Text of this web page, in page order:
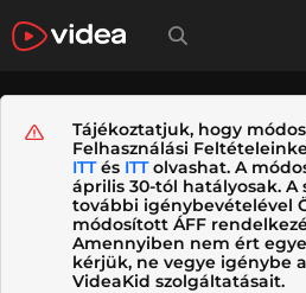
Tájékoztatjuk, hogy
Felhasználási
ITTés ITTolvashat. A
április 30-tól hatályosak.
további igénybevételével
módosított ÁFF
Amennyiben nem ért
kérjük, ne vegye igénybe
VideaKid szolgáltatásait.